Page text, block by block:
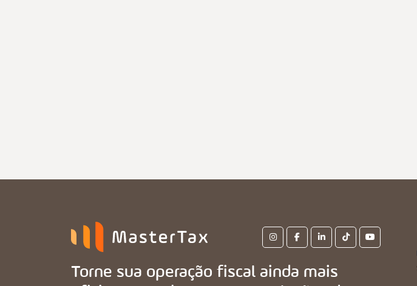
Torne sua operação fiscal ainda mais